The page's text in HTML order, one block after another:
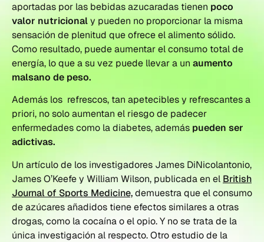
aportadas por las bebidas azucaradas tienen poco
valor nutricionaly pueden no proporcionar la misma
sensación de plenitud que ofrece el alimento sólido.
Como resultado, puede aumentar el consumo total de
energía, lo que a su vez puede llevar a un aumento
malsano de peso.
Además los refrescos, tan apetecibles y refrescantes a
priori, no solo aumentan el riesgo de padecer
enfermedades como la diabetes, además pueden ser
adictivas.
Un artículo de los investigadores James DiNicolantonio,
James O’Keefe y William Wilson, publicada en el British
Journal of Sports Medicine,demuestra que el consumo
de azúcares añadidos tiene efectos similares a otras
drogas, como la cocaína o el opio. Y no se trata de la
única investigación al respecto. Otro estudio de la